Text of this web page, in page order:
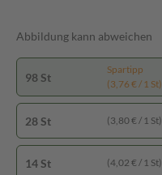
Abbildung kann abweichen
98 St
Spartipp
(3,76 € / 1 St)
28 St (3,80 € / 1 St)
14 St (4,02 € / 1 St)